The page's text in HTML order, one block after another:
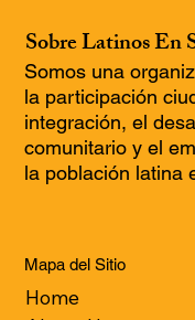
Sobre Latinos En
Somos una
la participación
integración, el
comunitario y el
la población latina
Mapa del Sitio
Home